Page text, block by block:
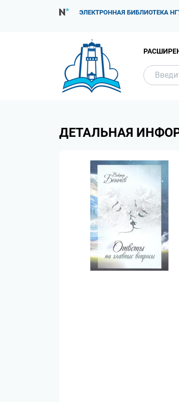
ЭЛЕКТРОННАЯ БИБЛИОТЕКА
ДЕТАЛЬНАЯ